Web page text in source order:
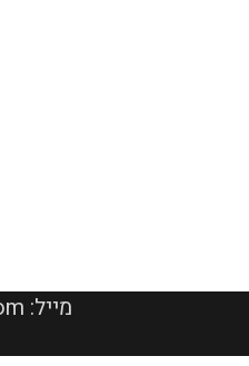
050-4555462 :טלפון | guy.sagy68@gmail.com :מייל